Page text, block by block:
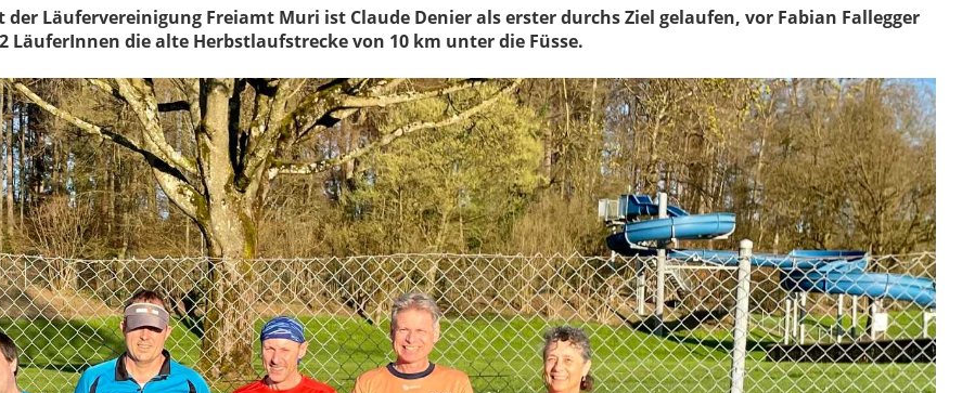
Läufervereinigung Freiamt Muri ist Claude Denier als erster durchs Ziel gelaufen, vor Fabian Fallegger
die alte Herbstlaufstrecke von 10 km unter die Füsse.